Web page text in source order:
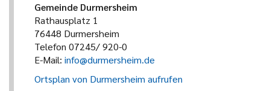
Gemeinde Durmersheim
Rathausplatz 1
76448 Durmersheim
Telefon 07245/ 920-0
E-Mail: info@durmersheim.de
Ortsplan von Durmersheim aufrufen